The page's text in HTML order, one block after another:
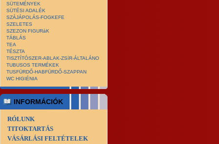
SÜTEMÉNYEK
SÜTÉSI ADALÉK
SZÁJÁPOLÁS-FOGKEFE
SZELETES
SZEZON FIGURáK
TÁBLÁS
TEA
TÉSZTA
TISZTÍTÓSZER-ABLAK-ZSíR-ÁLTALÁNO
TUBUSOS TERMÉKEK
TUSFÜRDŐ-HABFÜRDŐ-SZAPPAN
WC HIGIÉNIA
INFORMÁCIÓK
RÓLUNK
TITOKTARTÁS
VÁSÁRLÁSI FELTÉTELEK